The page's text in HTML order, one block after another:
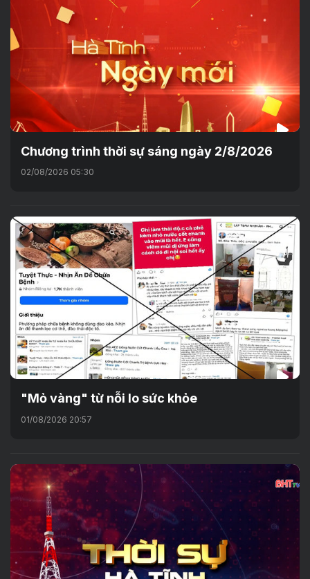
Chương trình thời sự sáng ngày 2/8/2026
02/08/2026 05:30
"Mỏ vàng" từ nỗi lo sức khỏe
01/08/2026 20:57